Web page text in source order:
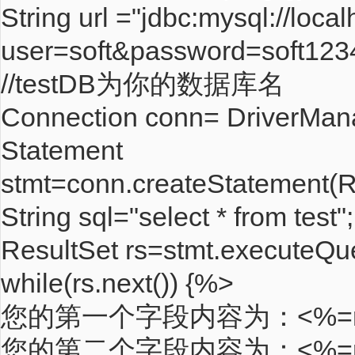
String url ="jdbc:mysql://
//testDB为你的数据库名
Connection conn=
Statement
String sql="select * from test";
ResultSet
while(rs.next()) {%>
您的第一个字段内容为：